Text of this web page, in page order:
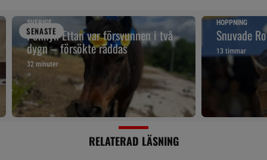
SENASTE
SVERIGE
Ponnyn Ettan var försvunnen i två
dygn – försökte räddas
32 minuter
HOPPNING
Snuvade
13 timmar
RELATERAD LÄSNING